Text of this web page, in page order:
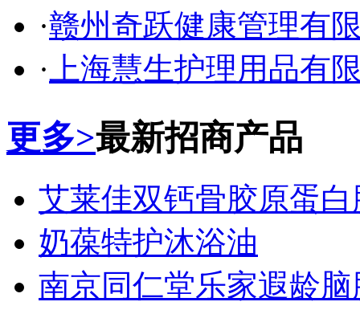
·赣州奇跃健康管理有
· 上海慧生护理用品有
更多>最新招商产品
艾莱佳双钙骨胶原蛋
奶葆特护沐浴油
南京同仁堂乐家遐龄